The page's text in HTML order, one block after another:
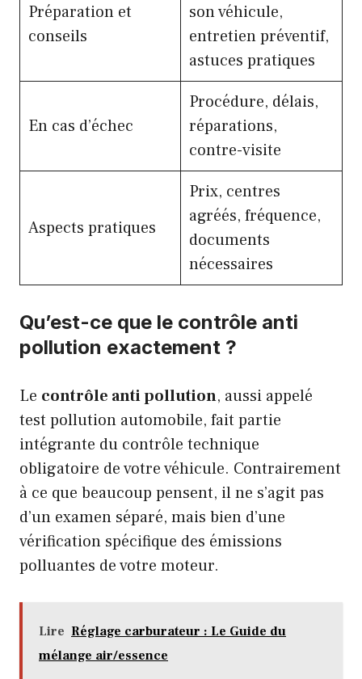
Préparation et
conseils
son véhicule,
entretien préventif,
astuces pratiques
En cas d’échec
Procédure, délais,
réparations,
contre-visite
Aspects pratiques
Prix, centres
agréés, fréquence,
documents
nécessaires
Qu’est-ce que le contrôle anti
pollution exactement ?
Le contrôle anti pollution, aussi appelé
test pollution automobile, fait partie
intégrante du contrôle technique
obligatoire de votre véhicule. Contrairement
à ce que beaucoup pensent, il ne s’agit pas
d’un examen séparé, mais bien d’une
vérification spécifique des émissions
polluantes de votre moteur.
Lire Réglage carburateur : Le Guide du
mélange air/essence